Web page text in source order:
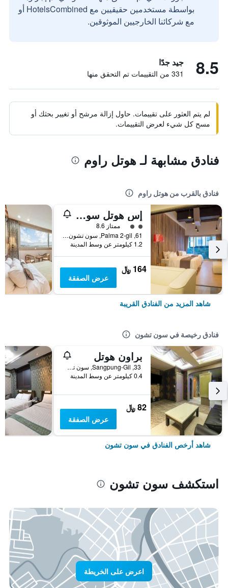
بواسطة مستخدمين حقيقيين مع HotelsCombined أو
مع شركائنا الخارجيين الموثوقين.
8.5 جيد جدًا
331 من التقييمات تم التحقق منها
لم يتم العثور على تقييمات. حاول إزالة مرشح أو تغيير بحثك أو
مسح كل شيء لعرض التقييمات.
فنادق مشابهة لـ هوتل راوم
فنادق بالقرب من هوتل راوم
إس هوتل سونتشون
تقييم فئة 2
ممتاز 8.6
61, Palma 2-gil, سون تشون, كوريا الجنوبية
1.2 كيلومتر عن وسط المدينة
164 ﷼
عرض الصفقة
شاهد المزيد من الفنادق القريبة
فنادق رخيصة في سون تشون
براون هوتل
33, Sangpung-Gil, سون تشون, كوريا الجنوبية
0.4 كيلومتر عن وسط المدينة
82 ﷼
عرض الصفقة
شاهد أرخص الفنادق في سون تشون
استكشف سون تشون
اعرض على الخريطة